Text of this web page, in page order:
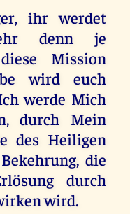
ihr werdet
denn je
Mission
wird euch
werde Mich
durch Mein
des Heiligen
die
durch
wird.